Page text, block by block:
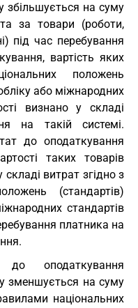
збільшується на суму
за товари (роботи,
під час перебування
вартість яких
положень
або міжнародних
визнано у складі
на такій системі.
до оподаткування
таких товарів
витрат згідно з
(стандартів)
стандартів
платника на
до оподаткування
зменшується на суму
національних